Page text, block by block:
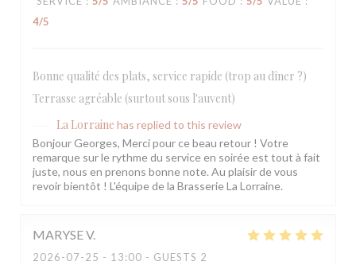
4/5
Bonne qualité des plats, service rapide (trop au dîner ?)
Terrasse agréable (surtout sous l'auvent)
La Lorraine has replied to this review
Bonjour Georges, Merci pour ce beau retour ! Votre
remarque sur le rythme du service en soirée est tout à fait
juste, nous en prenons bonne note. Au plaisir de vous
revoir bientôt ! L'équipe de la Brasserie La Lorraine.
MARYSEV
2026-07-25 - 13:00 - GUESTS 2